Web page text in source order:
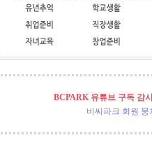
BCPARK 유튜브 구독 감
비씨파크 회원 뭉